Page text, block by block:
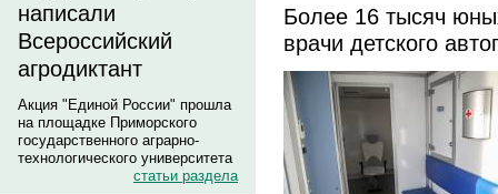
написали
Всероссийский
агродиктант
Акция "Единой России" прошла
на площадке Приморского
государственного аграрно-
технологического университета
статьи раздела
Более 16 тысяч
врачи детского